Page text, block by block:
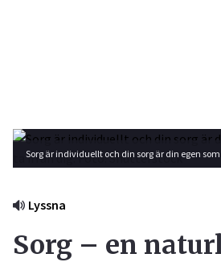
Lyssna
Sorg – en